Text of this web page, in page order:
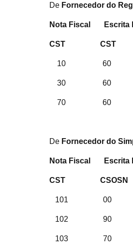
De Fornecedor do
Nota Fiscal Escrita
CST CST
10 60
30 60
70 60
De Fornecedor do
Nota Fiscal Escrita
CST CSOSN
101 00
102 90
103 70